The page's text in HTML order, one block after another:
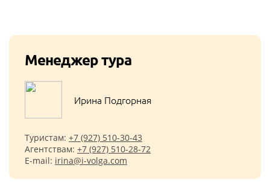
Менеджер тура
Ирина Подгорная
Туристам: +7 (927) 510-30-43
Агентствам: +7 (927) 510-28-72
E-mail: irina@i-volga.com